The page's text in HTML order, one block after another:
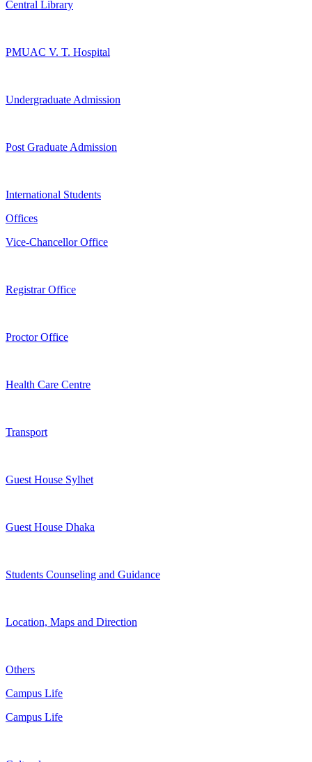
Central Library
PMUAC V. T. Hospital
Undergraduate Admission
Post Graduate Admission
International Students
Offices
Vice-Chancellor Office
Registrar Office
Proctor Office
Health Care Centre
Transport
Guest House Sylhet
Guest House Dhaka
Students Counseling and Guidance
Location, Maps and Direction
Others
Campus Life
Campus Life